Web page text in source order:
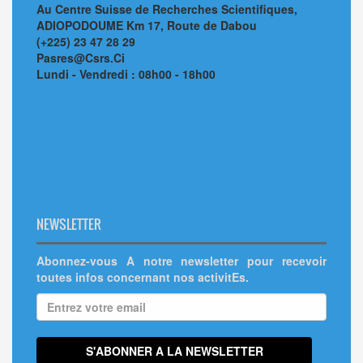
Au Centre Suisse de Recherches Scientifiques,
ADIOPODOUME Km 17, Route de Dabou
(+225) 23 47 28 29
Pasres@Csrs.Ci
Lundi - Vendredi : 08h00 - 18h00
NEWSLETTER
Abonnez-vous A notre newsletter pour recevoir
toutes infos concernant nos activitEs.